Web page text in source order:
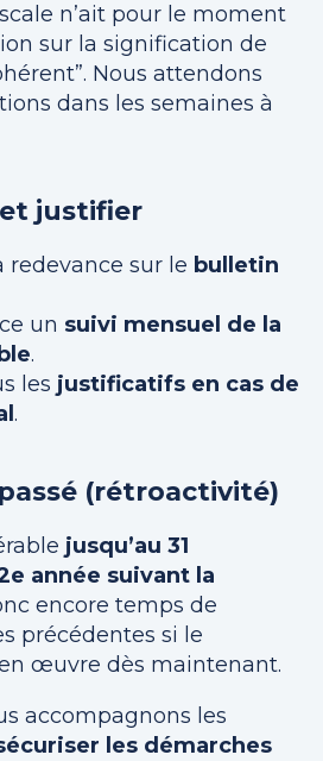
n’ait pour le moment
sur la signification de
Nous attendons
dans les semaines à
justifier
redevance sur le bulletin
un suivi mensuel de la
.
les justificatifs en cas de
.
(rétroactivité)
jusqu’au 31
année suivant la
encore temps de
précédentes si le
œuvre dès maintenant.
accompagnons les
les démarches